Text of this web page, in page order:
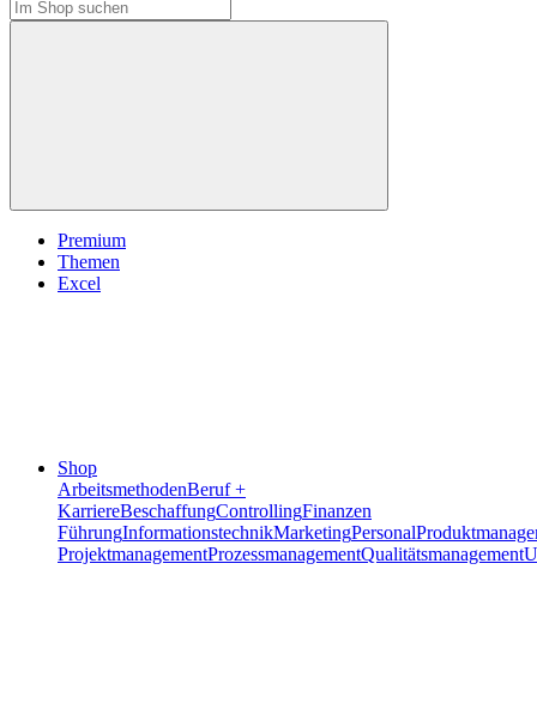
Premium
Themen
Excel
Shop
ArbeitsmethodenBeruf +
KarriereBeschaffungControllingFinanzen
FührungInformationstechnikMarketingPersonal
ProjektmanagementProzessmanagementQualitätsmanagement